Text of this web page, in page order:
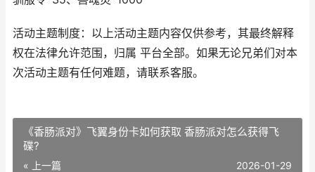
活动主题制度：以上活动主题内容仅供参考，其最终解释
权在法律允许范围，归属 平台全部。如果无论兄弟们对本
次活动主题有任何难题，请联系客服。
《香肠派对》飞翼身份卡如何获取 香肠派对怎么获得飞
碟?
« 上一篇 2026-01-29